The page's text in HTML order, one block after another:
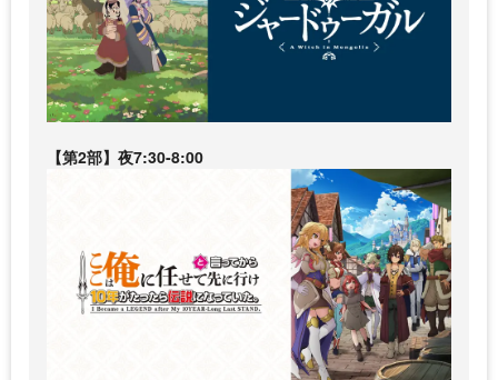
【第2部】夜7:30-8:00